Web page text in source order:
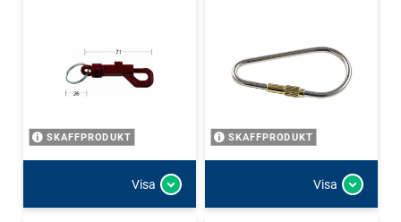
SKAFFPRODUKT
Visa
SKAFFPRODUKT
Visa